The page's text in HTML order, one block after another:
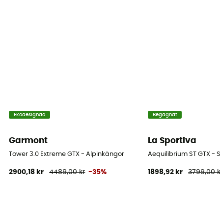
Ekodesignad
Garmont
Tower 3.0 Extreme GTX - Alpinkängor
2900,18 kr 4489,00 kr -35%
Begagnat
La Sportiva
Aequilibrium ST GTX -
1898,92 kr 3799,00